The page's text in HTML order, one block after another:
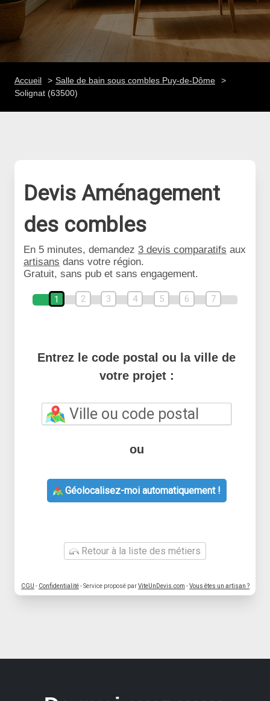
Accueil
Salle de bain sous combles Puy-de-Dôme
Solignat (63500)
Devis Aménagement
des combles
En 5 minutes, demandez 3 devis comparatifs aux
artisans dans votre région.
Gratuit, sans pub et sans engagement.
1 2 3 4 5 6 7
Entrez le code postal ou la ville de
votre projet :
ou
Géolocalisez-moi automatiquement !
Retour à la liste des métiers
CGU - Confidentialité- Service proposé parViteUnDevis.com -Vous êtes un artisan ?